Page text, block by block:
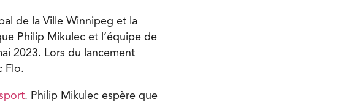
de la Ville Winnipeg et la
Philip Mikulec et l’équipe de
2023. Lors du lancement
Flo.
. Philip Mikulec espère que